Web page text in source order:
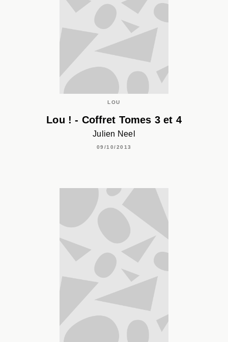
LOU
Lou ! - Coffret Tomes 3 et 4
Julien Neel
09/10/2013